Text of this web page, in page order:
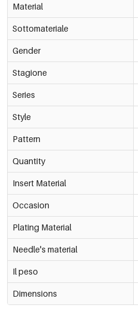
Material
Sottomateriale
Gender
Stagione
Series
Style
Pattern
Quantity
Insert Material
Occasion
Plating Material
Needle's material
Il peso
Dimensions